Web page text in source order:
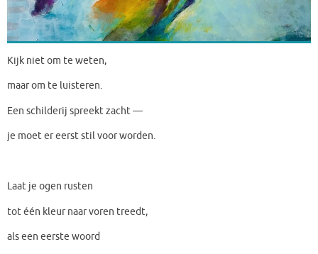
Kijk niet om te weten,
maar om te luisteren.
Een schilderij spreekt zacht —
je moet er eerst stil voor worden.
Laat je ogen rusten
tot één kleur naar voren treedt,
als een eerste woord